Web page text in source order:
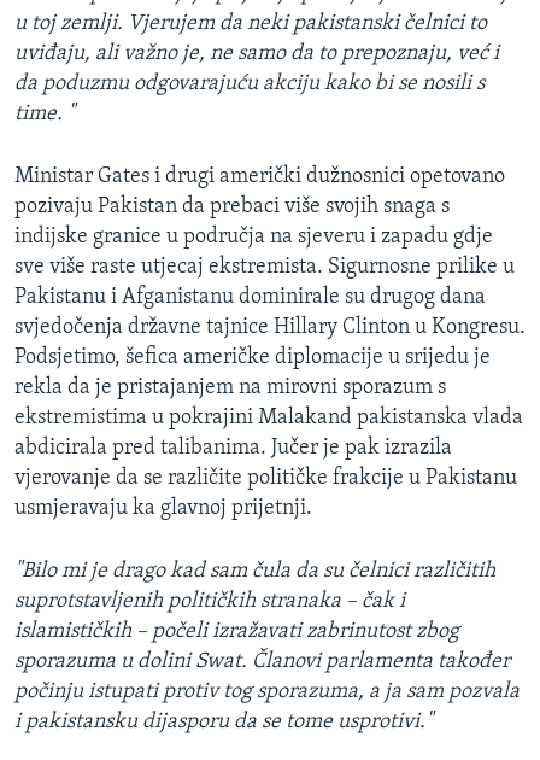
Jezici
u toj zemlji. Vjerujem da neki pakistanski čelnici to
uviđaju, ali važno je, ne samo da to prepoznaju, već i
da poduzmu odgovarajuću akciju kako bi se nosili s
time. "
Ministar Gates i drugi američki dužnosnici opetovano
pozivaju Pakistan da prebaci više svojih snaga s
indijske granice u područja na sjeveru i zapadu gdje
sve više raste utjecaj ekstremista. Sigurnosne prilike u
Pakistanu i Afganistanu dominirale su drugog dana
svjedočenja državne tajnice Hillary Clinton u Kongresu.
Podsjetimo, šefica američke diplomacije u srijedu je
rekla da je pristajanjem na mirovni sporazum s
ekstremistima u pokrajini Malakand pakistanska vlada
abdicirala pred talibanima. Jučer je pak izrazila
vjerovanje da se različite političke frakcije u Pakistanu
usmjeravaju ka glavnoj prijetnji.
"Bilo mi je drago kad sam čula da su čelnici različitih
suprotstavljenih političkih stranaka – čak i
islamističkih – počeli izražavati zabrinutost zbog
sporazuma u dolini Swat. Članovi parlamenta također
počinju istupati protiv tog sporazuma, a ja sam pozvala
i pakistansku dijasporu da se tome usprotivi."